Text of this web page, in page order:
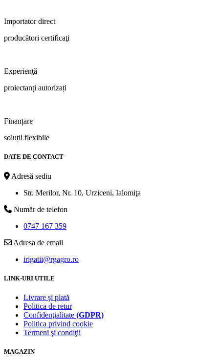
Importator direct
producători certificaţi
Experienţă
proiectanți autorizați
Finanțare
soluții flexibile
DATE DE CONTACT
Adresă sediu
Str. Merilor, Nr. 10, Urziceni, Ialomiţa
Număr de telefon
0747 167 359
Adresa de email
irigatii@rgagro.ro
LINK-URI UTILE
Livrare şi plată
Politica de retur
Confidenţialitate (GDPR)
Politica privind cookie
Termeni şi condiţii
MAGAZIN